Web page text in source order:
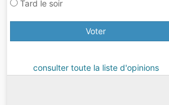
Tard le soir
Voter
consulter toute la liste d'opinions